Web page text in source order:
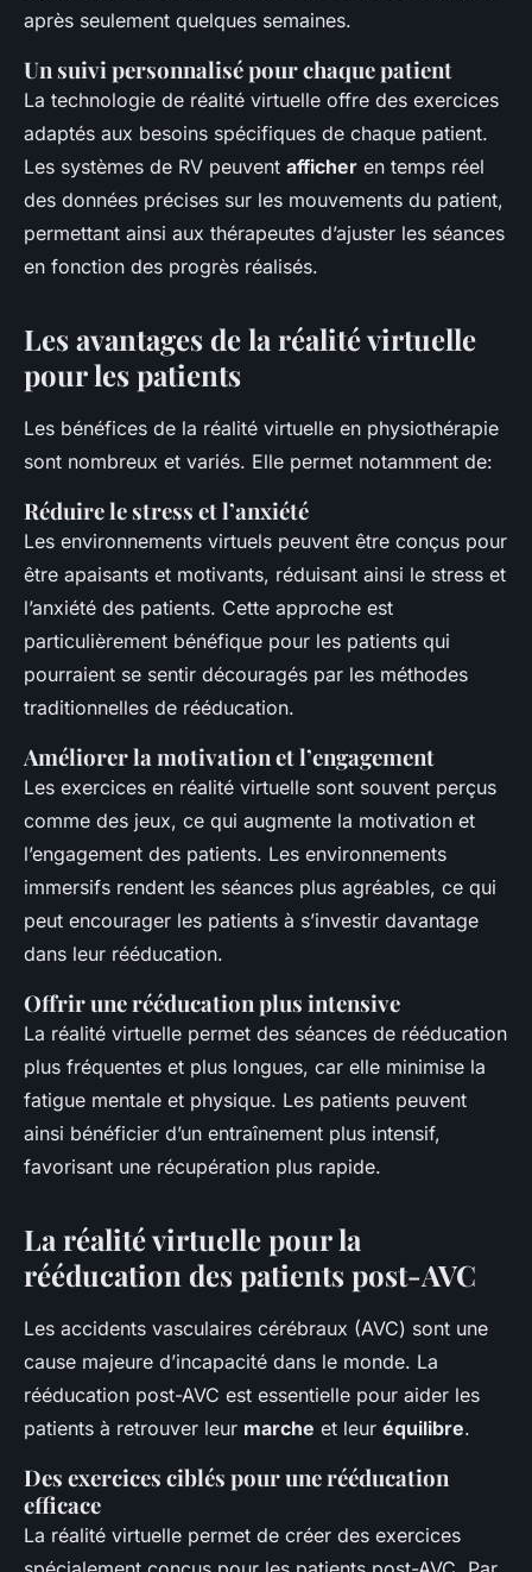
après seulement quelques semaines.
Un suivi personnalisé pour chaque patient
La technologie de réalité virtuelle offre des exercices
adaptés aux besoins spécifiques de chaque patient.
Les systèmes de RV peuvent afficher en temps réel
des données précises sur les mouvements du patient,
permettant ainsi aux thérapeutes d’ajuster les séances
en fonction des progrès réalisés.
Les avantages de la réalité virtuelle
pour les patients
Les bénéfices de la réalité virtuelle en physiothérapie
sont nombreux et variés. Elle permet notamment de:
Réduire le stress et l’anxiété
Les environnements virtuels peuvent être conçus pour
être apaisants et motivants, réduisant ainsi le stress et
l’anxiété des patients. Cette approche est
particulièrement bénéfique pour les patients qui
pourraient se sentir découragés par les méthodes
traditionnelles de rééducation.
Améliorer la motivation et l’engagement
Les exercices en réalité virtuelle sont souvent perçus
comme des jeux, ce qui augmente la motivation et
l’engagement des patients. Les environnements
immersifs rendent les séances plus agréables, ce qui
peut encourager les patients à s’investir davantage
dans leur rééducation.
Offrir une rééducation plus intensive
La réalité virtuelle permet des séances de rééducation
plus fréquentes et plus longues, car elle minimise la
fatigue mentale et physique. Les patients peuvent
ainsi bénéficier d’un entraînement plus intensif,
favorisant une récupération plus rapide.
La réalité virtuelle pour la
rééducation des patients post-AVC
Les accidents vasculaires cérébraux (AVC) sont une
cause majeure d’incapacité dans le monde. La
rééducation post-AVC est essentielle pour aider les
patients à retrouver leur marche et leur équilibre.
Des exercices ciblés pour une rééducation
efficace
La réalité virtuelle permet de créer des exercices